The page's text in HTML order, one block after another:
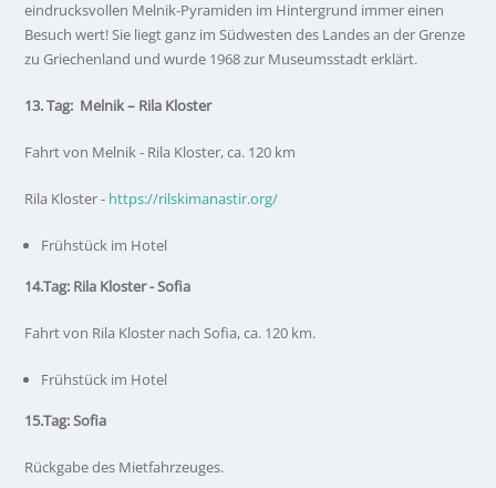
eindrucksvollen Melnik-Pyramiden im Hintergrund immer einen
Besuch wert! Sie liegt ganz im Südwesten des Landes an der Grenze
zu Griechenland und wurde 1968 zur Museumsstadt erklärt.
13. Tag: Melnik – Rila Kloster
Fahrt von Melnik - Rila Kloster, ca. 120 km
Rila Kloster - https://rilskimanastir.org/
Frühstück im Hotel
14.Tag: Rila Kloster - Sofia
Fahrt von Rila Kloster nach Sofia, ca. 120 km.
Frühstück im Hotel
15.Tag: Sofia
Rückgabe des Mietfahrzeuges.